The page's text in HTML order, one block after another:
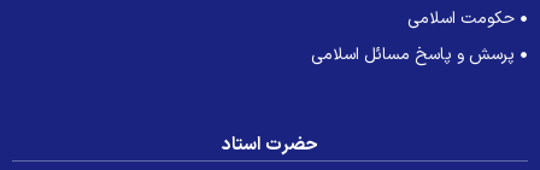
حکومت اسلامی
پرسش و پاسخ مسائل اسلامی
حضرت استاد